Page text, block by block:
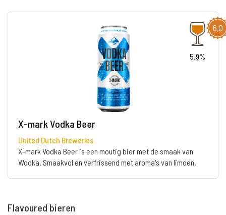
6,0
5.9%
X-mark Vodka Beer
United Dutch Breweries
X-mark Vodka Beer is een moutig bier met de smaak van
Wodka. Smaakvol en verfrissend met aroma's van limoen.
Flavoured bieren